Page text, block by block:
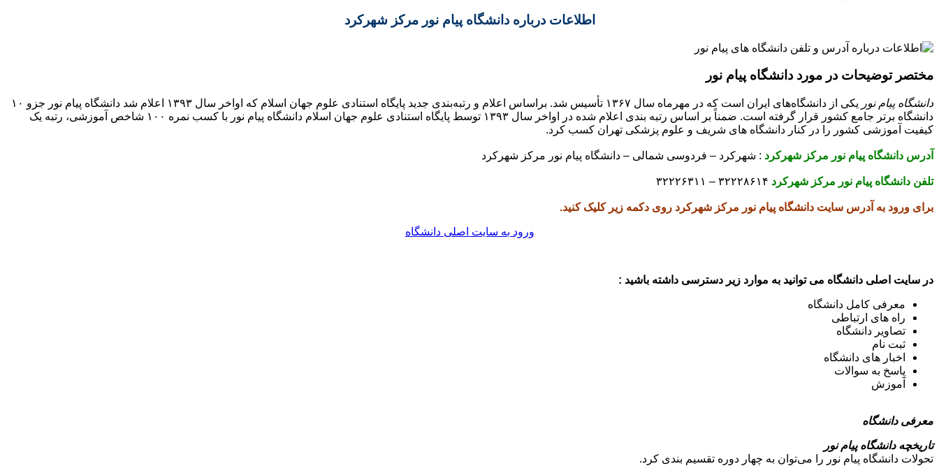
اطلاعات درباره دانشگاه پیام نور مرکز شهرکرد
مختصر توضیحات در مورد دانشگاه پیام نور
دانشگاه پیام نور
یکی از دانشگاه‌های ایران است که در مهرماه سال ۱۳۶۷ تأسیس شد. براساس اعلام و رتبه‌بندی جدید پایگاه استنادی علوم جهان اسلام که اواخر سال ۱۳۹۳ اعلام شد دانشگاه پیام نور جزو ۱۰
دانشگاه برتر جامع کشور قرار گرفته است. ضمناً بر اساس رتبه بندی اعلام شده در اواخر سال ۱۳۹۳ توسط پایگاه استنادی علوم جهان اسلام دانشگاه پیام نور با کسب نمره ۱۰۰ شاخص آموزشی، رتبه یک
کیفیت آموزشی کشور را در کنار دانشگاه های شریف و علوم پزشکی تهران کسب کرد.
آدرس دانشگاه پیام نور مرکز شهرکرد : شهرکرد – فردوسی شمالی – دانشگاه پیام نور مرکز شهرکرد
تلفن دانشگاه پیام نور مرکز شهرکرد
برای ورود به آدرس سایت دانشگاه پیام نور مرکز شهرکرد روی دکمه زیر کلیک کنید.
ورود به سایت اصلی دانشگاه
در سایت اصلی دانشگاه می توانید به موارد زیر دسترسی داشته باشید :
معرفی کامل دانشگاه
راه های ارتباطی
تصاویر دانشگاه
ثبت نام
اخبار های دانشگاه
پاسخ به سوالات
آموزش
معرفی دانشگاه
تاریخچه دانشگاه پیام نور
تحولات دانشگاه پیام نور را می‌توان به چهار دوره تقسیم بندی کرد.